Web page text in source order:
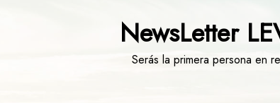
NewsLetter
Serás la primera persona en